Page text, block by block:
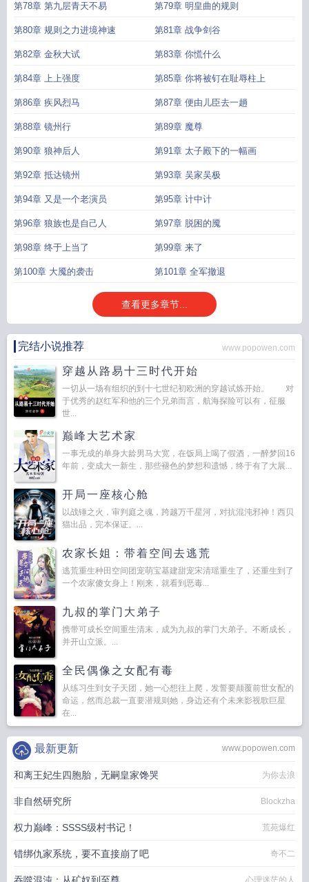
第78章 第九层青天不易 第79章 明皇曲的规则
第80章 规则之力进境神速 第81章 战争剑谷
第82章 金秋大试 第83章 你慌什么
第84章 上上强度 第85章 你将被钉在耻辱柱上
第86章 疾风烈马 第87章 便由儿臣去一趟
第88章 镜州行 第89章 魔尊
第90章 狼神后人 第91章 太子殿下的一幅画
第92章 抵达镜州 第93章 吴家吴极
第94章 又是一个老演员 第95章 计中计
第96章 狼族也是自己人 第97章 脱困的魇
第98章 终于上当了 第99章 来了
第100章 大魇的袭击 第101章 全军撤退
查看更多章节...
完结小说推荐 www.popowen.com
穿越从路易十三时代开始
一切从一场有组织的到十七世纪初欧洲的穿越试炼开始。 对
于优秀的赵红军和他的三个兄弟而言，航海探险可以有，征服
世...
巅峰大艺术家
一事无成的单身大龄男马大宽，在饭局上喝了假酒，一醉梦回16
年前，变成大一新生，那些褪色的梦想和遗憾，终于有了大展...
开局一座核心舱
以战锤之火，审判庭之魂，跨越万千星河，对抗混沌邪神！西贝
猫出品，完本保证。...
农家长姐：带着空间去逃荒
逃荒重生种田空间团宠萌宝基建甜宠宋清瑶重生了，还重生到了
一个农家傻女身上！刚来，就看到恶毒...
九叔的掌门大弟子
携带可成长空间重生清末，成为九叔的掌门大弟子。不断成长，
并开山立派。...
全民偶像之女配有毒
从练习生到女子天团，她一心想往上爬，发誓要颠覆前世女配的
命运，然而总裁一直要潜规则她，身边还有个未来影视歌巨星
在...
www.popowen.com
最新更新
和离王妃生四胞胎，无嗣皇家馋哭 为你去浪
非自然研究所 Blockzha
权力巅峰：SSSS级村书记！ 荒苑爆红
错绑仇家系统，要不直接崩了吧 奇不二
心理迷茫的人